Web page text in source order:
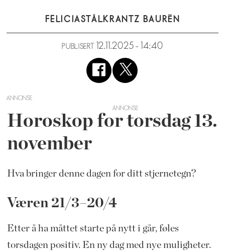
FELICIASTÅLKRANTZ BAURÉN
PUBLISERT 12.11.2025 - 14:40
ANNONSE
Horoskop for torsdag 13.
november
Hva bringer denne dagen for ditt stjernetegn?
Væren 21/3–20/4
Etter å ha måttet starte på nytt i går, føles
torsdagen positiv. En ny dag med nye muligheter.